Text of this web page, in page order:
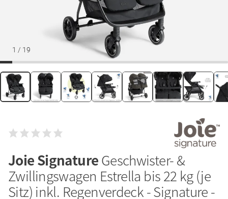
1 / 19
Joie SignatureGeschwister- &
Zwillingswagen Estrella bis 22 kg (je
Sitz) inkl. Regenverdeck - Signature -